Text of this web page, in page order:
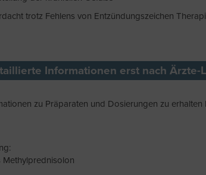
trotz Fehlens von Entzündungszeichen
Informationen erst nach Ärzte-
zu Präparaten und Dosierungen zu